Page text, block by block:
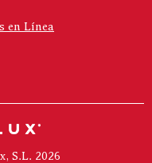
en Línea
S.L. 2026